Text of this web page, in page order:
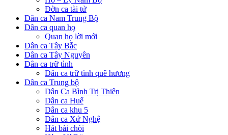
Đờn ca tài tử
Dân ca Nam Trung Bộ
Dân ca quan họ
Quan họ lời mới
Dân ca Tây Bắc
Dân ca Tây Nguyên
Dân ca trữ tình
Dân ca trữ tình quê hương
Dân ca Trung bộ
Dân Ca Bình Trị Thiên
Dân ca Huế
Dân ca khu 5
Dân ca Xứ Nghệ
Hát bài chòi